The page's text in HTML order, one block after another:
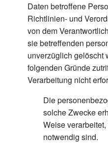
Daten betroffene
Richtlinien- und
von dem
sie betreffenden
unverzüglich gelöscht
folgenden Gründe
Verarbeitung nicht
Die
solche Zwecke
Weise
notwendig sind.